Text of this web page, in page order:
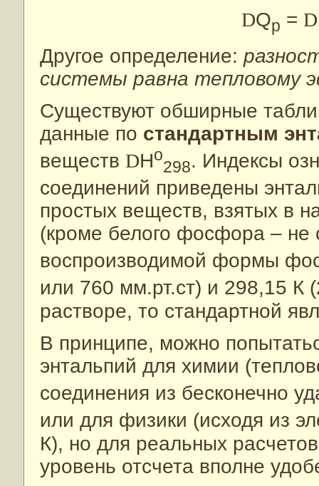
DQp = D
Другое определение:
системы равна тепловому
Существуют обширные
данные по стандартным
веществ DHo
298. Индексы
соединений приведены
простых веществ, взятых в
(кроме белого фосфора – не
воспроизводимой формы
или 760 мм.рт.ст) и 298,15 К
растворе, то стандартной
В принципе, можно
энтальпий для химии
соединения из бесконечно
или для физики (исходя из
К), но для реальных
уровень отсчета вполне